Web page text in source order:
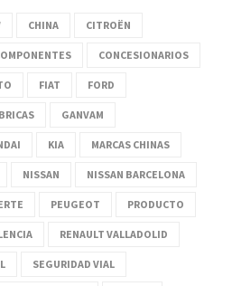
CHINA CITROËN
CONCESIONARIOS
FIAT FORD
GANVAM
KIA MARCAS CHINAS
NISSAN NISSAN BARCELONA
PEUGEOT PRODUCTO
RENAULT VALLADOLID
SEGURIDAD VIAL